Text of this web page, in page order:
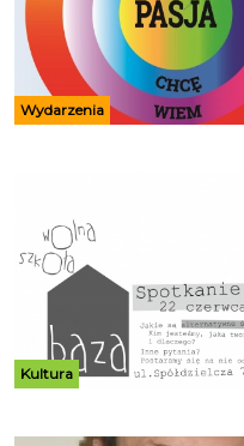
Wydarzenia
Ala - 16
W
Biurze
Kultura
Ala -